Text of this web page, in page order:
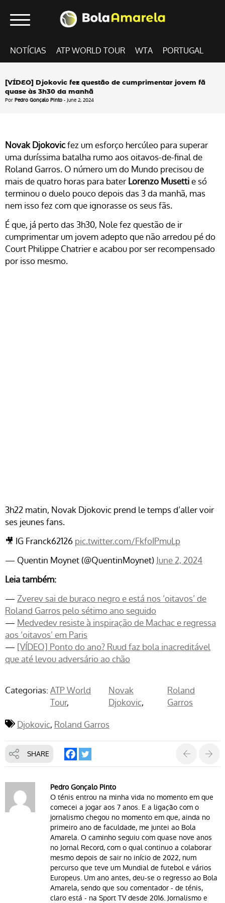
NOTÍCIAS ATP WORLD TOUR WTA PORTUGAL
[VÍDEO] Djokovic fez questão de cumprimentar jovem fã
quase às 3h30 da manhã
Por Pedro Gonçalo Pinto - June 2, 2024
Novak Djokovicfez um esforço hercúleo para superar
uma duríssima batalha rumo aos oitavos-de-final de
Roland Garros. O número um do Mundo precisou de
mais de quatro horas para bater Lorenzo Musettie só
terminou o duelo pouco depois das 3 da manhã, mas
nem isso fez com que ignorasse os seus fãs.
É que, já perto das 3h30, Nole fez questão de ir
cumprimentar um jovem adepto que não arredou pé do
Court Philippe Chatrier e acabou por ser recompensado
por isso mesmo.
3h22 matin, Novak Djokovic prend le temps d’aller voir
ses jeunes fans.
🎥 IG Franck62126 pic.twitter.com/FkfoIPmuLp
— Quentin Moynet (@QuentinMoynet) June 2, 2024
Leia também:
— Zverev sai de buraco negro e está nos ‘oitavos’ de
Roland Garros pelo sétimo ano seguido
— Medvedev resiste à inspiração de Machac e regressa
aos ‘oitavos’ em Paris
— [VÍDEO] Ponto do ano? Ruud faz bola inacreditável
que até levou adversário ao chão
Categorias: ATP World
Tour
Novak
Djokovic
Roland
Garros
Djokovic Roland Garros
SHARE
Pedro Gonçalo Pinto
O ténis entrou na minha vida no momento em que
comecei a jogar aos 7 anos. E a ligação com o
jornalismo chegou no momento em que, ainda no
primeiro ano de faculdade, me juntei ao Bola
Amarela. O caminho seguiu com quase nove anos
no Jornal Record, com o qual continuo a colaborar
mesmo depois de sair no início de 2022, num
percurso que teve um Mundial de futebol e vários
Europeus. Um ano antes, deu-se o regresso ao Bola
Amarela, sendo que sou comentador - de ténis,
claro está - na Sport TV desde 2016. Jornalismo e